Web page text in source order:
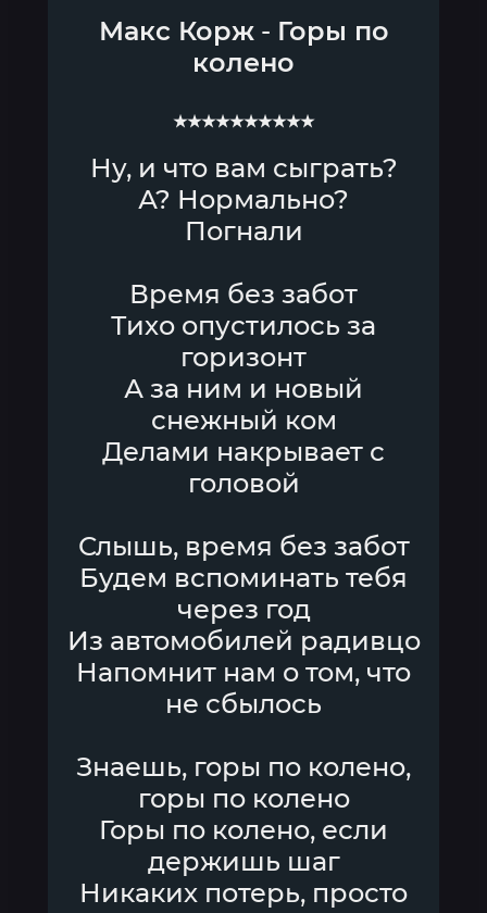
Макс Корж- Горы по
колено
★★★★★★★★★★
Ну, и что вам сыграть?
А? Нормально?
Погнали
Время без забот
Тихо опустилось за
горизонт
А за ним и новый
снежный ком
Делами накрывает с
головой
Слышь, время без забот
Будем вспоминать тебя
через год
Из автомобилей радивцо
Напомнит нам о том, что
не сбылось
Знаешь, горы по колено,
горы по колено
Горы по колено, если
держишь шаг
Никаких потерь, просто